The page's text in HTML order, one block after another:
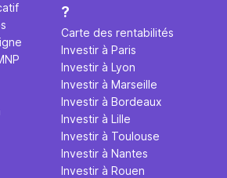
complet !
?
Carte des rentabilités
Investir à Paris
Investir à Lyon
Investir à Marseille
Investir à Bordeaux
Investir à Lille
Investir à Toulouse
Investir à Nantes
Investir à Rouen